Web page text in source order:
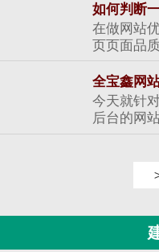
如何判断
在做网站
页页面品
全宝鑫网
今天就针
后台的网